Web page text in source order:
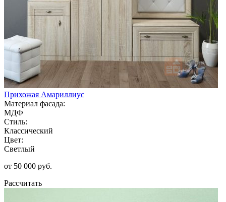
Прихожая Амариллиус
Материал фасада:
МДФ
Стиль:
Классический
Цвет:
Светлый
от 50 000 руб.
Рассчитать